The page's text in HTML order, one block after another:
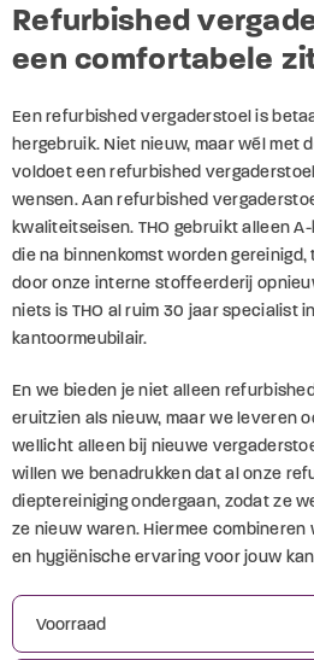
Kantinestoelen
Werkstoelen
Barkrukken
Banken
Fauteuils
Toebehoren
Poefs
Conditie
Nieuw(356)
(184)
Kleur stoffering
Blauw(1)
Grijs(2)
kleur naar keuze
Eenheid
(1)
Stuks
Type
Gestoffeerd
Refurbished
een comfortabele
Een refurbished vergaderstoel is
hergebruik. Niet nieuw, maar wél met
voldoet een refurbished
wensen. Aan refurbished
kwaliteitseisen. THO gebruikt alleen
die na binnenkomst worden
door onze interne stoffeerderij
niets is THO al ruim 30 jaar specialist
kantoormeubilair.
En we bieden je niet alleen
eruitzien als nieuw, maar we leveren
wellicht alleen bij nieuwe
willen we benadrukken dat al onze
dieptereiniging ondergaan, zodat ze
ze nieuw waren. Hiermee
en hygiënische ervaring voor jouw